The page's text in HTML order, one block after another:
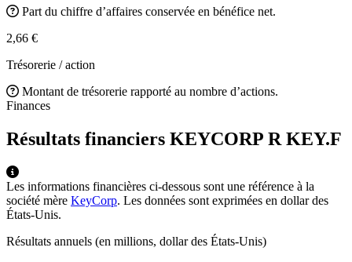
Part du chiffre d’affaires conservée en bénéfice net.
2,66 €
Trésorerie / action
Montant de trésorerie rapporté au nombre d’actions.
Finances
Résultats financiers KEYCORP R KEY.F
Les informations financières ci-dessous sont une référence à la
société mère KeyCorp. Les données sont exprimées en dollar des
États-Unis.
Résultats annuels (en millions, dollar des États-Unis)